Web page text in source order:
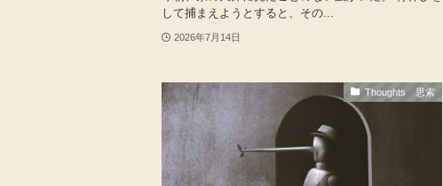
して捕まえようとすると、その...
2026年7月14日
Thoughts 思索